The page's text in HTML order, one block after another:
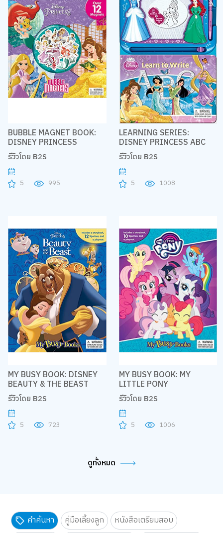
BUBBLE MAGNET BOOK:
DISNEY PRINCESS
รีวิวโดย B2S
5 995
LEARNING SERIES:
DISNEY PRINCESS ABC
รีวิวโดย B2S
5 1008
MY BUSY BOOK: DISNEY
BEAUTY & THE BEAST
รีวิวโดย B2S
5 723
MY BUSY BOOK: MY
LITTLE PONY
รีวิวโดย B2S
5 1006
ดูทั้งหมด
คำค้นหา คู่มือเลี้ยงลูก
หนังสือเตรียมสอบ